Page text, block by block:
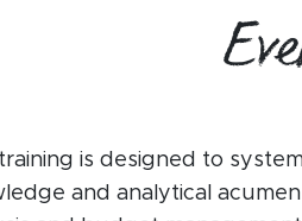
is designed to
and analytical